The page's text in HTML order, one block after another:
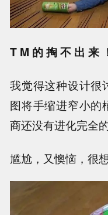
T M 的 掏 不 出 来
我觉得这种设计很
图将手缩进窄小的
商还没有进化完全
尴尬，又懊恼，很